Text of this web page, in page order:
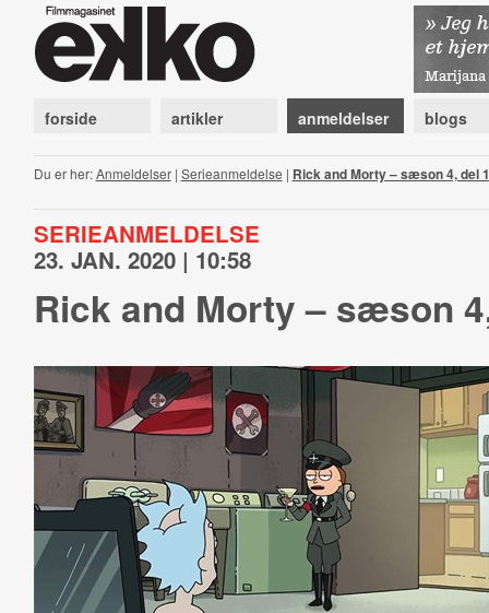
forside artikler anmeldelser blogs
Du er her:Anmeldelser| Serieanmeldelse | Rick and Morty – sæson 4, del 1
SERIEANMELDELSE
23. JAN. 2020 | 10:58
Rick and Morty – sæson